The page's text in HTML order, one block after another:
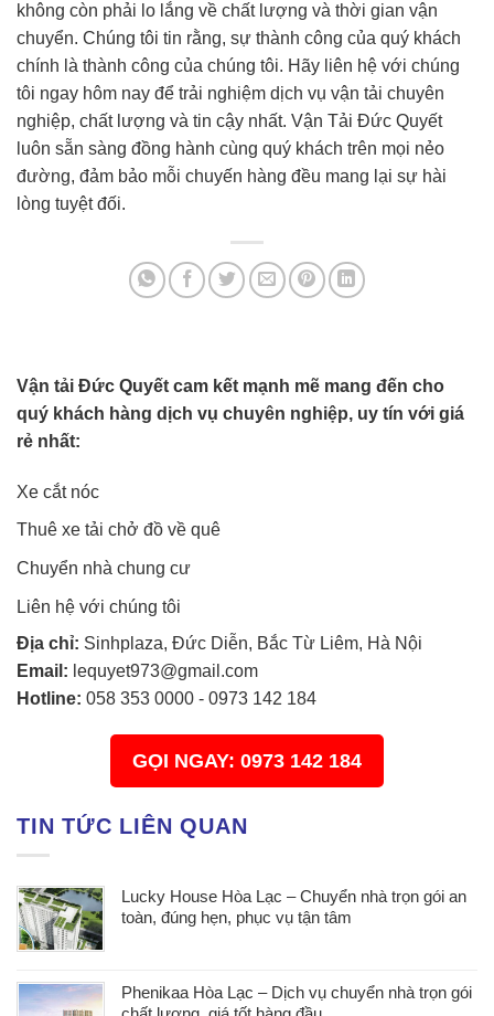
không còn phải lo lắng về chất lượng và thời gian vận
chuyển. Chúng tôi tin rằng, sự thành công của quý khách
chính là thành công của chúng tôi. Hãy liên hệ với chúng
tôi ngay hôm nay để trải nghiệm dịch vụ vận tải chuyên
nghiệp, chất lượng và tin cậy nhất. Vận Tải Đức Quyết
luôn sẵn sàng đồng hành cùng quý khách trên mọi nẻo
đường, đảm bảo mỗi chuyến hàng đều mang lại sự hài
lòng tuyệt đối.
Vận tải Đức Quyết cam kết mạnh mẽ mang đến cho
quý khách hàng dịch vụ chuyên nghiệp, uy tín với giá
rẻ nhất:
Xe cắt nóc
Thuê xe tải chở đồ về quê
Chuyển nhà chung cư
Liên hệ với chúng tôi
Địa chỉ: Sinhplaza, Đức Diễn, Bắc Từ Liêm, Hà Nội
Email: lequyet973@gmail.com
Hotline: 058 353 0000 - 0973 142 184
GỌI NGAY: 0973 142 184
TIN TỨC LIÊN QUAN
Lucky House Hòa Lạc – Chuyển nhà trọn gói an
toàn, đúng hẹn, phục vụ tận tâm
Phenikaa Hòa Lạc – Dịch vụ chuyển nhà trọn gói